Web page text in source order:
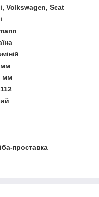
Volkswagen, Seat
мм
мм
проставка